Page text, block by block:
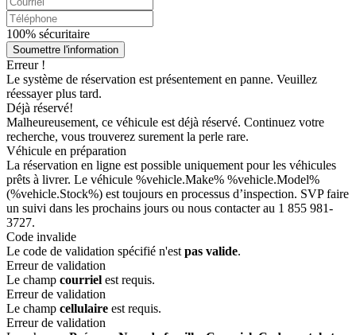
100% sécuritaire
Soumettre l'information
Erreur !
Le système de réservation est présentement en panne. Veuillez
réessayer plus tard.
Déjà réservé!
Malheureusement, ce véhicule est déjà réservé. Continuez votre
recherche, vous trouverez surement la perle rare.
Véhicule en préparation
La réservation en ligne est possible uniquement pour les véhicules
prêts à livrer. Le véhicule %vehicle.Make% %vehicle.Model%
(%vehicle.Stock%) est toujours en processus d’inspection. SVP faire
un suivi dans les prochains jours ou nous contacter au 1 855 981-
3727.
Code invalide
Le code de validation spécifié n'est pas valide.
Erreur de validation
Le champ courriel est requis.
Erreur de validation
Le champ cellulaire est requis.
Erreur de validation